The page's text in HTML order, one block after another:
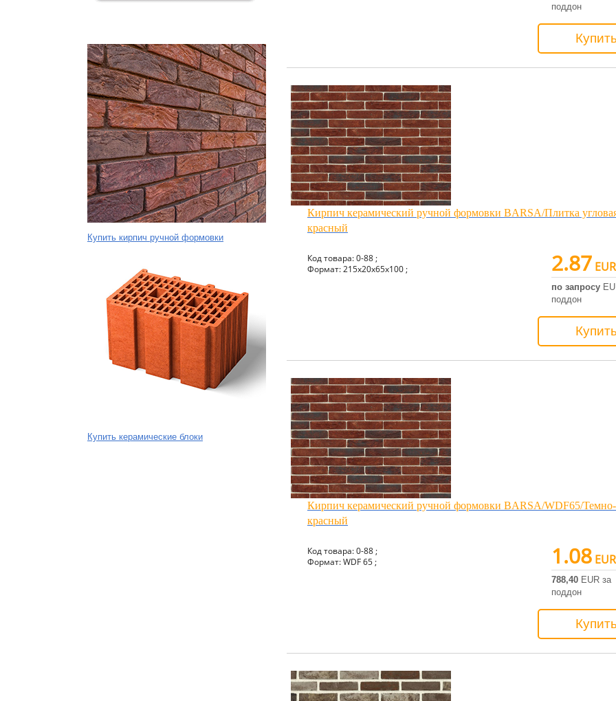
Купить кирпич ручной формовки
Купить керамические блоки
поддон
Кирпич керамический ручной формовки BARSA/Плитка
красный
Код товара: 0-88 ;
Формат: 215x20x65x100 ;
2.87 EUR
по запросу
поддон
Кирпич керамический ручной формовки BARSA/WDF65/Темно-
красный
Код товара: 0-88 ;
Формат: WDF 65 ;
1.08 EUR
788,40 EUR за
поддон